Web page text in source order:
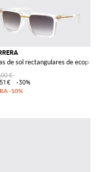
con doble puente
de sol rectangulares de
€
€
-30%